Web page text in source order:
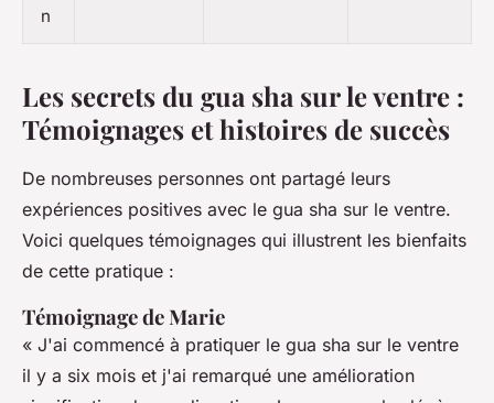
n
Les secrets du gua sha sur le ventre :
Témoignages et histoires de succès
De nombreuses personnes ont partagé leurs
expériences positives avec le gua sha sur le ventre.
Voici quelques témoignages qui illustrent les bienfaits
de cette pratique :
Témoignage de Marie
« J'ai commencé à pratiquer le gua sha sur le ventre
il y a six mois et j'ai remarqué une amélioration